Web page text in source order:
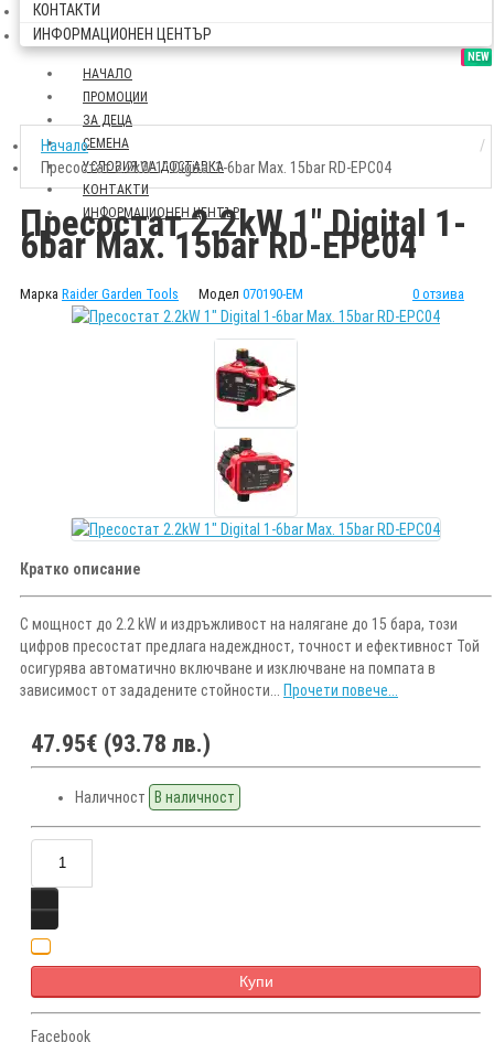
КОНТАКТИ
ИНФОРМАЦИОНЕН ЦЕНТЪР
НАЧАЛО
SALE
ПРОМОЦИИ
NEW
ЗА ДЕЦА
СЕМЕНА
УСЛОВИЯ ЗА ДОСТАВКА
КОНТАКТИ
ИНФОРМАЦИОНЕН ЦЕНТЪР
Начало
Пресостат 2.2kW 1" Digital 1-6bar Max. 15bar RD-EPC04
Пресостат 2.2kW 1" Digital 1-
6bar Max. 15bar RD-EPC04
Марка Raider Garden Tools Модел 070190-EM 0 отзива
Кратко описание
С мощност до 2.2 kW и издръжливост на налягане до 15 бара, този
цифров пресостат предлага надеждност, точност и ефективност Той
осигурява автоматично включване и изключване на помпата в
зависимост от зададените стойности... Прочети повече...
47.95€ (93.78 лв.)
Наличност В наличност
Купи
Facebook